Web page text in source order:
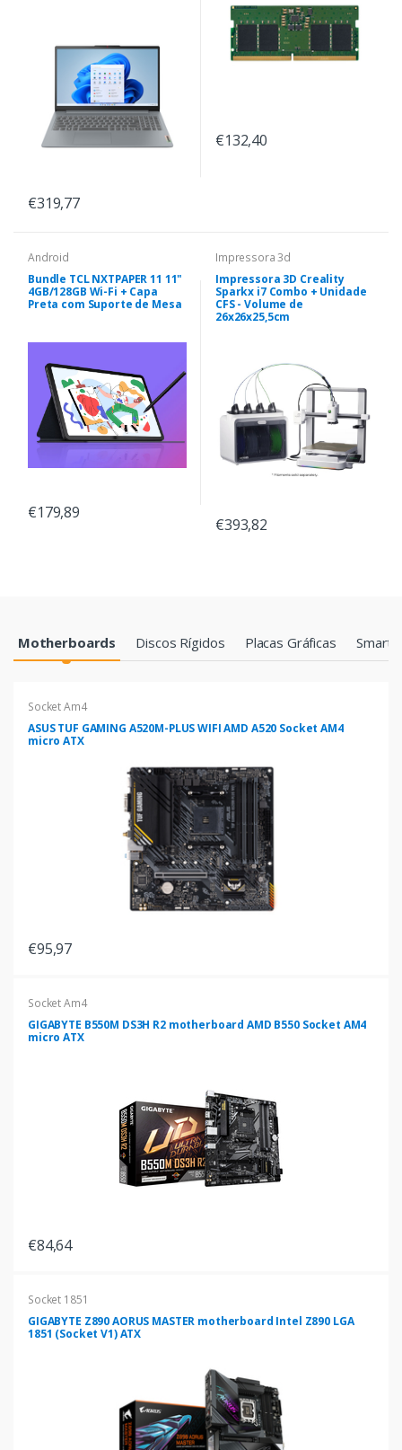
€319,77
€132,40
Android
Bundle TCL NXTPAPER 11 11"
4GB/128GB Wi-Fi + Capa
Preta com Suporte de Mesa
€179,89
Impressora 3d
Impressora 3D Creality
Sparkx i7 Combo + Unidade
CFS - Volume de
26x26x25,5cm
€393,82
Products Grid
Motherboards Discos Rígidos Placas Gráficas
Socket Am4
ASUS TUF GAMING A520M-PLUS WIFI AMD A520 Socket AM4
micro ATX
€95,97
Socket Am4
GIGABYTE B550M DS3H R2 motherboard AMD B550 Socket AM4
micro ATX
€84,64
Socket 1851
GIGABYTE Z890 AORUS MASTER motherboard Intel Z890 LGA
1851 (Socket V1) ATX